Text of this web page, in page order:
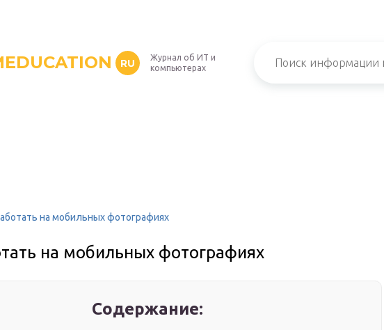
RU
Журнал об ИТ и
компьютерах
на мобильных фотографиях
на мобильных фотографиях
Содержание: